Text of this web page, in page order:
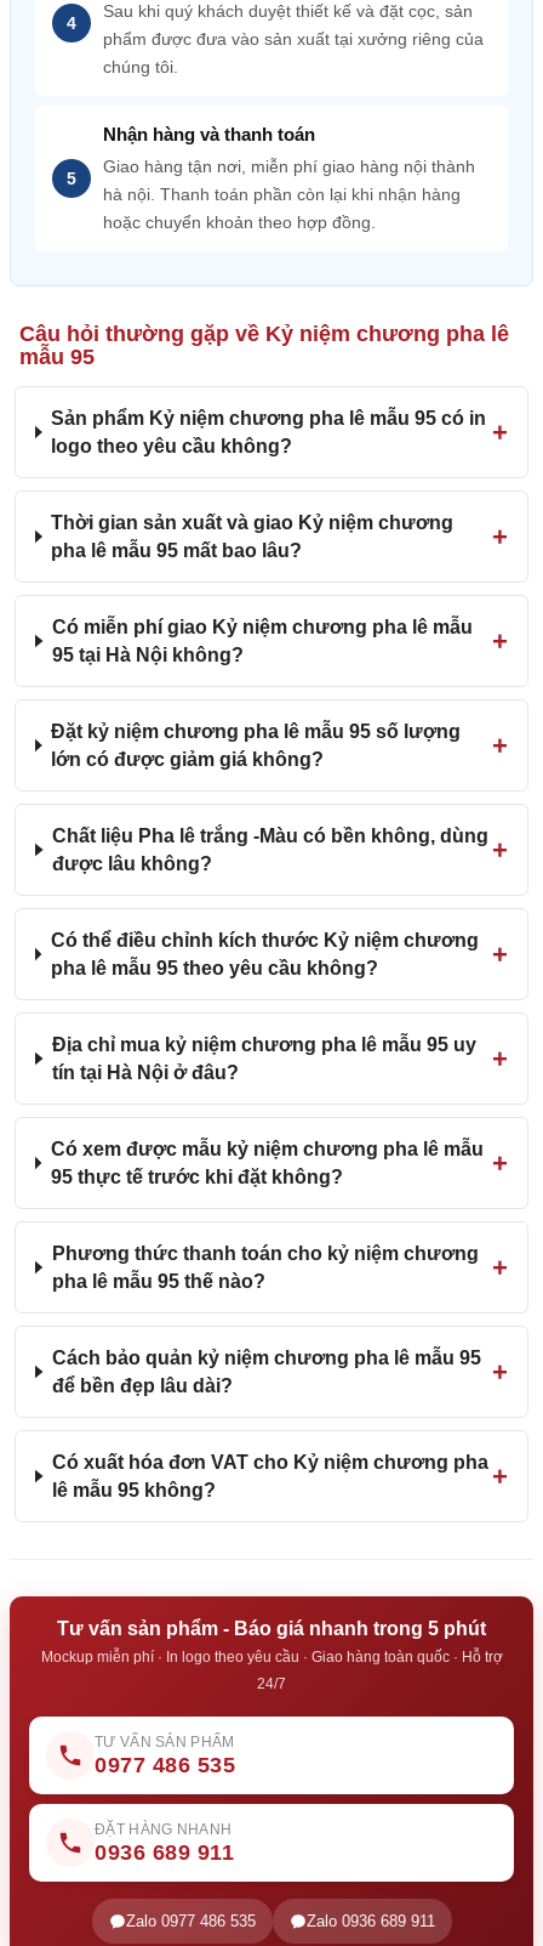
Sau khi quý khách duyệt thiết kế và đặt cọc, sản
phẩm được đưa vào sản xuất tại xưởng riêng của
chúng tôi.
Nhận hàng và thanh toán
Giao hàng tận nơi, miễn phí giao hàng nội thành
hà nội. Thanh toán phần còn lại khi nhận hàng
hoặc chuyển khoản theo hợp đồng.
Câu hỏi thường gặp về Kỷ niệm chương pha lê
mẫu 95
Sản phẩm Kỷ niệm chương pha lê mẫu 95 có in
logo theo yêu cầu không?
Thời gian sản xuất và giao Kỷ niệm chương
pha lê mẫu 95 mất bao lâu?
Có miễn phí giao Kỷ niệm chương pha lê mẫu
95 tại Hà Nội không?
Đặt kỷ niệm chương pha lê mẫu 95 số lượng
lớn có được giảm giá không?
Chất liệu Pha lê trắng -Màu có bền không, dùng
được lâu không?
Có thể điều chỉnh kích thước Kỷ niệm chương
pha lê mẫu 95 theo yêu cầu không?
Địa chỉ mua kỷ niệm chương pha lê mẫu 95 uy
tín tại Hà Nội ở đâu?
Có xem được mẫu kỷ niệm chương pha lê mẫu
95 thực tế trước khi đặt không?
Phương thức thanh toán cho kỷ niệm chương
pha lê mẫu 95 thế nào?
Cách bảo quản kỷ niệm chương pha lê mẫu 95
để bền đẹp lâu dài?
Có xuất hóa đơn VAT cho Kỷ niệm chương pha
lê mẫu 95 không?
Tư vấn sản phẩm - Báo giá nhanh trong 5 phút
Mockup miễn phí · In logo theo yêu cầu · Giao hàng toàn quốc · Hỗ trợ
24/7
TƯ VẤN SẢN PHẨM
0977 486 535
ĐẶT HÀNG NHANH
0936 689 911
Zalo 0977 486 535 Zalo 0936 689 911